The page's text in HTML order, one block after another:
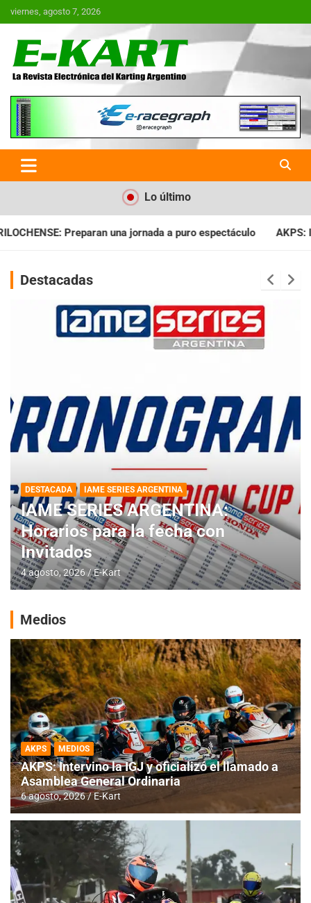
Saltar
al
viernes, agosto 7, 2026
E-Kart.com.ar | La Revista
Electrónica del Karting en
Argentina
Lo último
a puro espectáculo AKPS: Intervino la IGJ y oficializó el
Destacadas
DESTACADA IAME SERIES ARGENTINA
IAME SERIES ARGENTINA:
Horarios para la fecha con
Invitados
4 agosto, 2026 E-Kart
Medios
AKPS MEDIOS
AKPS: Intervino la IGJ y oficializó el llamado a
Asamblea General Ordinaria
6 agosto, 2026 E-Kart